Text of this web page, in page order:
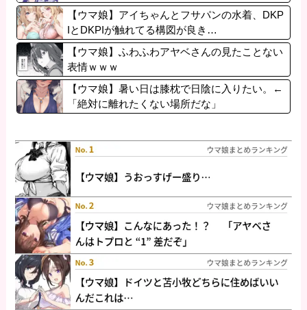
【ウマ娘】アイちゃんとフサパンの水着、DKP
IとDKPIが触れてる構図が良き…
【ウマ娘】ふわふわアヤベさんの見たことない
表情ｗｗｗ
【ウマ娘】暑い日は膝枕で日陰に入りたい。←
「絶対に離れたくない場所だな」